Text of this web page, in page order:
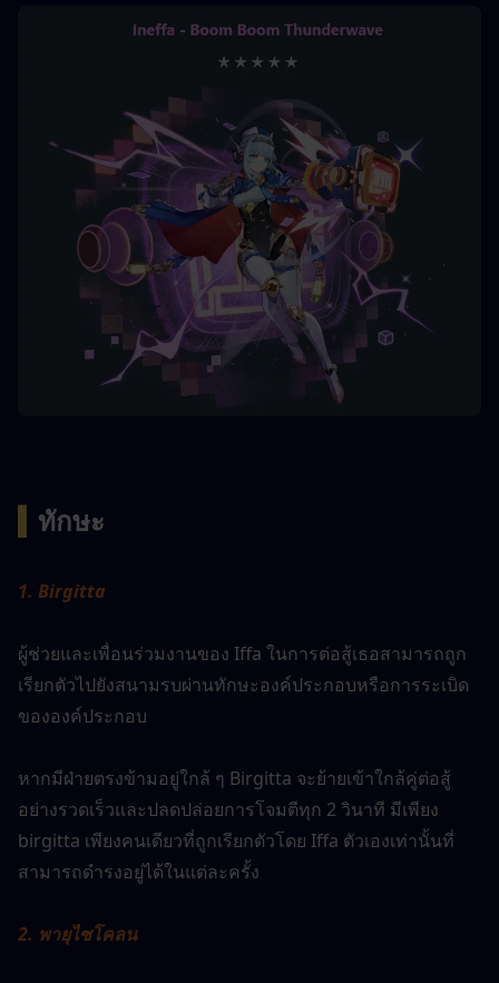
ทักษะ
1. Birgitta
ผู้ช่วยและเพื่อนร่วมงานของ Iffa ในการต่อสู้เธอสามารถถูก
เรียกตัวไปยังสนามรบผ่านทักษะองค์ประกอบหรือการระเบิด
ขององค์ประกอบ
หากมีฝ่ายตรงข้ามอยู่ใกล้ ๆ Birgitta จะย้ายเข้าใกล้คู่ต่อสู้
อย่างรวดเร็วและปลดปล่อยการโจมตีทุก 2 วินาที มีเพียง
birgitta เพียงคนเดียวที่ถูกเรียกตัวโดย Iffa ตัวเองเท่านั้นที่
สามารถดำรงอยู่ได้ในแต่ละครั้ง
2. พายุไซโคลน